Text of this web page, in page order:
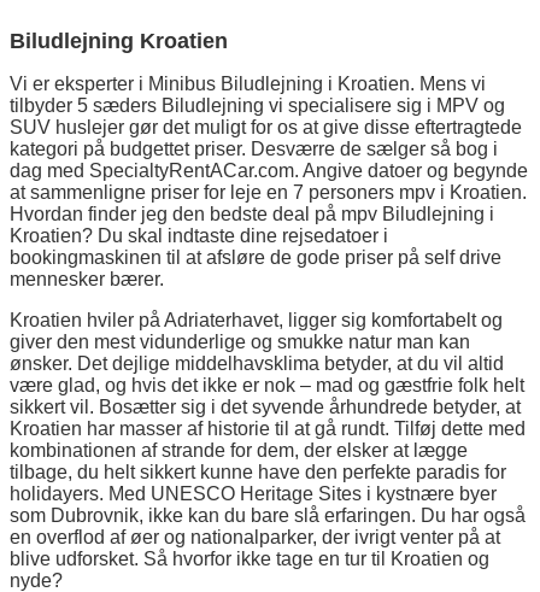
Biludlejning Kroatien
Vi er eksperter i Minibus Biludlejning i Kroatien. Mens vi
tilbyder 5 sæders Biludlejning vi specialisere sig i MPV og
SUV huslejer gør det muligt for os at give disse eftertragtede
kategori på budgettet priser. Desværre de sælger så bog i
dag med SpecialtyRentACar.com. Angive datoer og begynde
at sammenligne priser for leje en 7 personers mpv i Kroatien.
Hvordan finder jeg den bedste deal på mpv Biludlejning i
Kroatien? Du skal indtaste dine rejsedatoer i
bookingmaskinen til at afsløre de gode priser på self drive
mennesker bærer.
Kroatien hviler på Adriaterhavet, ligger sig komfortabelt og
giver den mest vidunderlige og smukke natur man kan
ønsker. Det dejlige middelhavsklima betyder, at du vil altid
være glad, og hvis det ikke er nok – mad og gæstfrie folk helt
sikkert vil. Bosætter sig i det syvende århundrede betyder, at
Kroatien har masser af historie til at gå rundt. Tilføj dette med
kombinationen af strande for dem, der elsker at lægge
tilbage, du helt sikkert kunne have den perfekte paradis for
holidayers. Med UNESCO Heritage Sites i kystnære byer
som Dubrovnik, ikke kan du bare slå erfaringen. Du har også
en overflod af øer og nationalparker, der ivrigt venter på at
blive udforsket. Så hvorfor ikke tage en tur til Kroatien og
nyde?